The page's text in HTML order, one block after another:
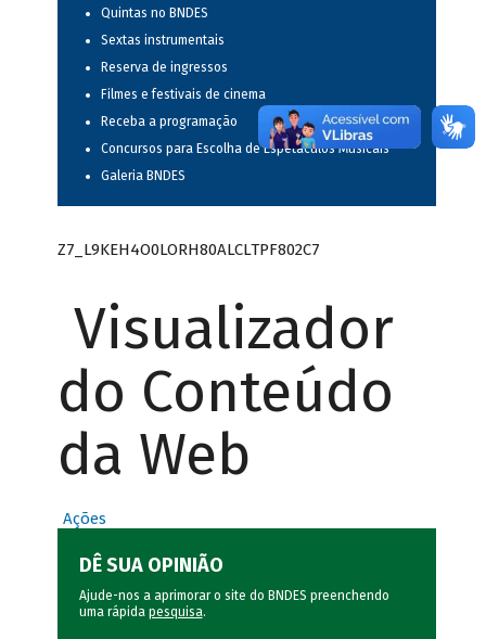
Quintas no BNDES
Sextas instrumentais
Reserva de ingressos
Filmes e festivais de cinema
Receba a programação
Concursos para Escolha de Espetáculos Musicais
Galeria BNDES
Z7_L9KEH4O0LORH80ALCLTPF802C7
Visualizador
do Conteúdo
da Web
Ações
DÊ SUA OPINIÃO
Ajude-nos a aprimorar o site do BNDES preenchendo
uma rápida pesquisa.